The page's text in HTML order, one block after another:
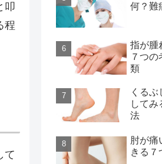
叩
程
て
何？難
指が腫
７つ
類
くる
してみ
法
肘が痛
きる７